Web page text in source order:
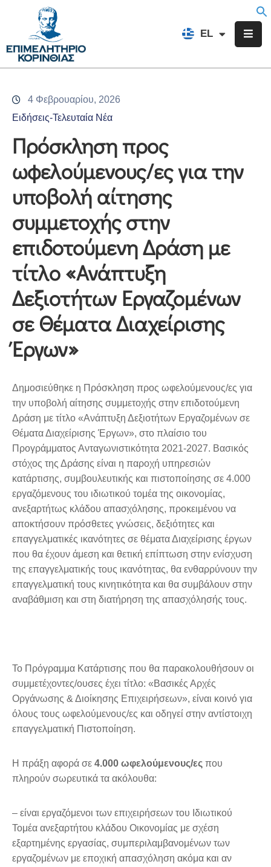
EL
FR
Επιμελητήριο
Υπηρεσίες
Προγράμματα
Δράσεις
Εκδηλώσεις
Επικοινωνία
4 Φεβρουαρίου, 2026
Ειδήσεις-Τελευταία Νέα
Πρόσκληση προς
ωφελούμενους/ες για την
υποβολή αίτησης
συμμετοχής στην
επιδοτούμενη Δράση με
τίτλο «Ανάπτυξη
Δεξιοτήτων Εργαζομένων
σε Θέματα Διαχείρισης
Έργων»
Δημοσιεύθηκε η Πρόσκληση προς ωφελούμενους/ες για
την υποβολή αίτησης συμμετοχής στην επιδοτούμενη
Δράση με τίτλο «Ανάπτυξη Δεξιοτήτων Εργαζομένων σε
Θέματα Διαχείρισης Έργων», στο πλαίσιο του
Προγράμματος Ανταγωνιστικότητα 2021-2027. Βασικός
στόχος της Δράσης είναι η παροχή υπηρεσιών
κατάρτισης, συμβουλευτικής και πιστοποίησης σε 4.000
εργαζόμενους του ιδιωτικού τομέα της οικονομίας,
ανεξαρτήτως κλάδου απασχόλησης, προκειμένου να
αποκτήσουν πρόσθετες γνώσεις, δεξιότητες και
επαγγελματικές ικανότητες σε θέματα Διαχείρισης έργων
που θα έχουν άμεση και θετική επίπτωση στην ενίσχυση
της επαγγελματικής τους ικανότητας, θα ενθαρρύνουν την
επαγγελματική τους κινητικότητα και θα συμβάλουν στην
αναβάθμιση και στη διατήρηση της απασχόλησής τους.
Το Πρόγραμμα Κατάρτισης που θα παρακολουθήσουν οι
συμμετέχοντες/ουσες έχει τίτλο: «Βασικές Αρχές
Οργάνωσης & Διοίκησης Επιχειρήσεων», είναι κοινό για
όλους τους ωφελούμενους/ες και οδηγεί στην αντίστοιχη
επαγγελματική Πιστοποίηση.
Η πράξη αφορά σε 4.000 ωφελούμενους/ες που
πληρούν σωρευτικά τα ακόλουθα:
– είναι εργαζόμενοι των επιχειρήσεων του Ιδιωτικού
Τομέα ανεξαρτήτου κλάδου Οικονομίας με σχέση
εξαρτημένης εργασίας, συμπεριλαμβανομένων των
εργαζομένων με εποχική απασχόληση ακόμα και αν